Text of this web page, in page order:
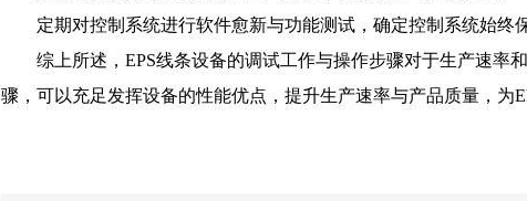
定期对控制系统进行软件愈新与功能测试，确定控制系统始终
综上所述，EPS线条设备的调试工作与操作步骤对于生产速率
骤，可以充足发挥设备的性能优点，提升生产速率与产品质量，为